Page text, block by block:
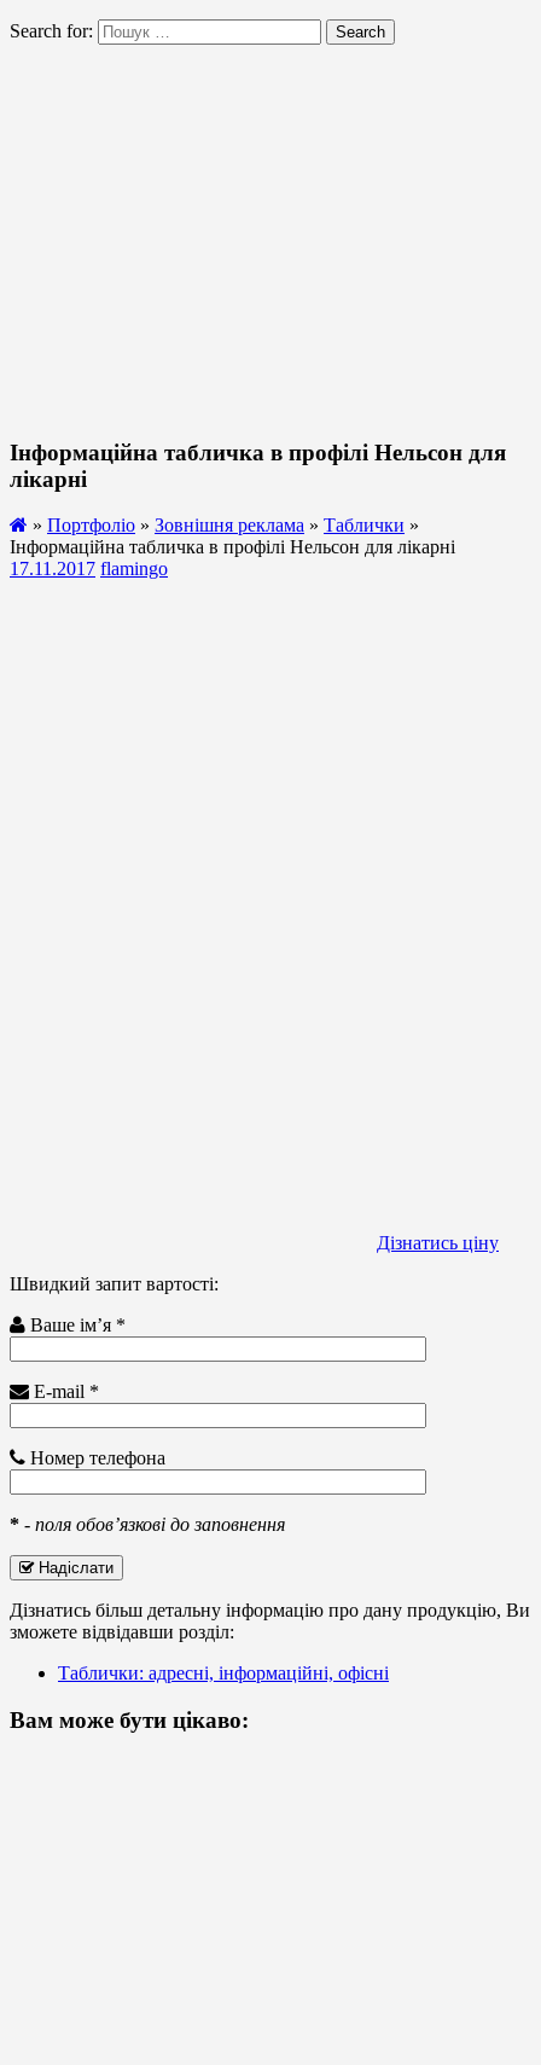
Search for: Search
Інформаційна табличка в профілі Нельсон для
лікарні
» Портфоліо » Зовнішня реклама » Таблички »
Інформаційна табличка в профілі Нельсон для лікарні
17.11.2017 flamingo
Дізнатись ціну
Швидкий запит вартості:
Ваше ім’я *
E-mail *
Номер телефона
* - поля обов’язкові до заповнення
Надіслати
Дізнатись більш детальну інформацію про дану продукцію, Ви
зможете відвідавши розділ:
Таблички: адресні, інформаційні, офісні
Вам може бути цікаво: